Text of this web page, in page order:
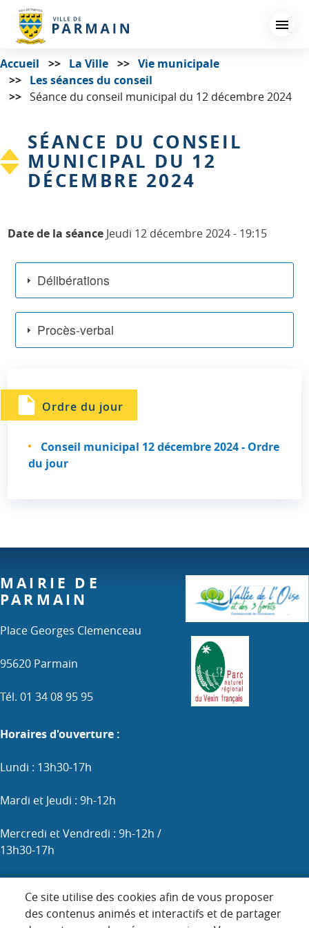
principal
Accueil La Ville
Vie municipale
Les séances du conseil
Séance du conseil municipal du 12 décembre 2024
SÉANCE DU CONSEIL
MUNICIPAL DU 12
DÉCEMBRE 2024
Date de la séance Jeudi 12 décembre 2024 - 19:15
Délibérations
Procès-verbal
Ordre du jour
Conseil municipal 12 décembre 2024 - Ordre
du jour
Ce site utilise des cookies afin de vous proposer
des contenus animés et interactifs et de partager
MAIRIE DE
PARMAIN
Place Georges Clemenceau
95620 Parmain
Tél. 01 34 08 95 95
Horaires d'ouverture :
Lundi : 13h30-17h
Mardi et Jeudi : 9h-12h
Mercredi et Vendredi : 9h-12h /
13h30-17h